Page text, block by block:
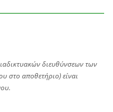
διευθύνσεων των
στο αποθετήριο) είναι